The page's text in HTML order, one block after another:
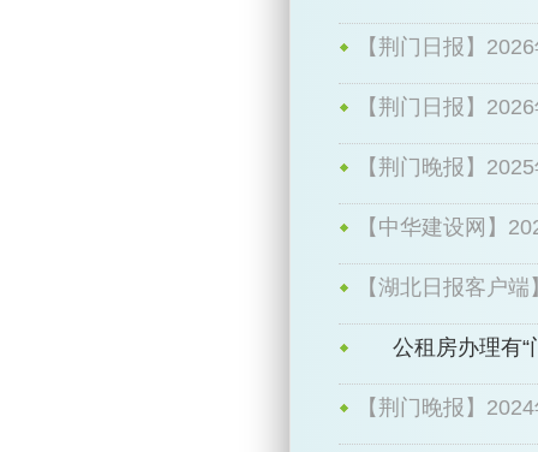
【荆门日报】
【荆门日报】
【荆门晚报】
【中华建设网】
【湖北日报客户
使用行为调研报告
公租房办理有“
【荆门晚报】